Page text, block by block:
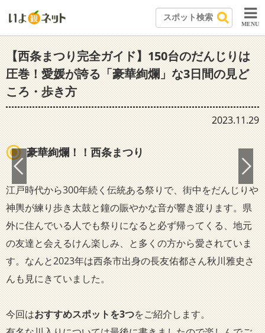
MENU
【西条まつり完全ガイド】150台のだんじりは
圧巻！愛媛が誇る「豪華絢爛」な3日間の見ど
ころ・歩き方
2023.11.29
豪華絢爛！！西条まつり
江戸時代から300年続く伝統ある祭りで、街中をだんじりや
神輿が練り歩き太鼓と鐘の賑やかな音が響き渡ります。県
外に住んでいる人でも祭りになると必ず帰ってくる、地元
の友達と会えるけん楽しみ、と多くの方から愛されていま
す。なんと2023年は西条市出身の長友佑都さん秋川雅史さ
んも見にきていました。
今回はおすすめスポットを3つをご紹介します。